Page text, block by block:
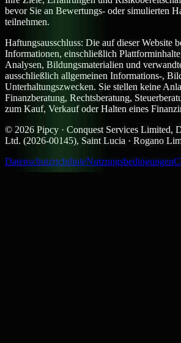
bevor Sie an Bewertungs- oder simulierten
teilnehmen.
Haftungsausschluss: Die auf dieser Website
Informationen, einschließlich
Analysen, Bildungsmaterialien und
ausschließlich allgemeinen Informations-,
Unterhaltungszwecken. Sie stellen keine
Finanzberatung, Rechtsberatung,
zum Kauf, Verkauf oder Halten eines
© 2026 Pipcy · Conquest Services Limited,
Ltd. (2026-00145), Saint Lucia · Rogano
DatenschutzrichtlinieNutzungsbedingungen